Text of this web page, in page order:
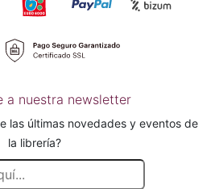
a nuestra newsletter
las últimas novedades y eventos de
la librería?